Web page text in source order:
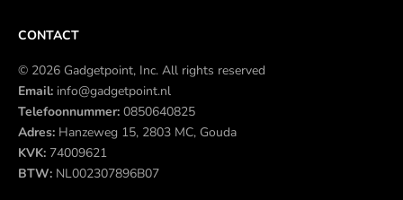
CONTACT
© 2026 Gadgetpoint, Inc. All rights reserved
Email: info@gadgetpoint.nl
Telefoonnummer: 0850640825
Adres: Hanzeweg 15, 2803 MC, Gouda
KVK: 74009621
BTW: NL002307896B07